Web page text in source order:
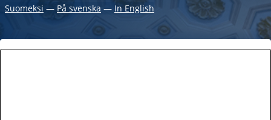
Suomeksi ― På svenska ― In English